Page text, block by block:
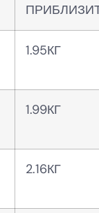
1.95КГ
1.99КГ
2.16КГ